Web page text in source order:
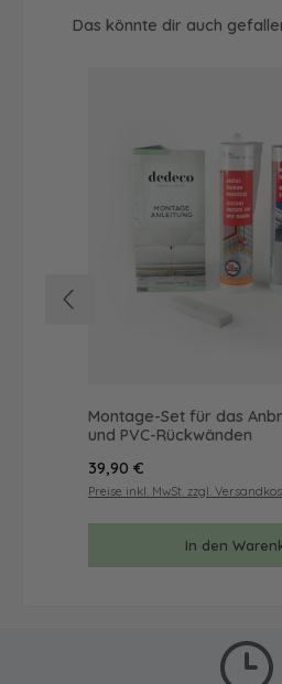
Produktgalerie überspringen
Das könnte dir auch
Montage-Set für das
und PVC-Rückwänden
Regulärer Preis:
39,90 €
Preise inkl. MwSt. zzgl.
In den